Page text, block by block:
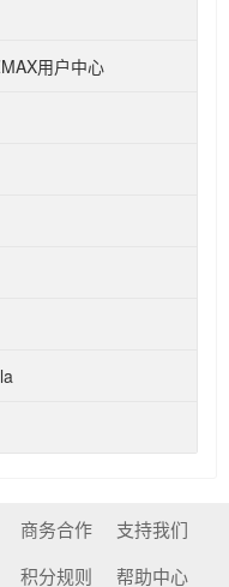
用户中心
商务合作 支持我们
积分规则 帮助中心